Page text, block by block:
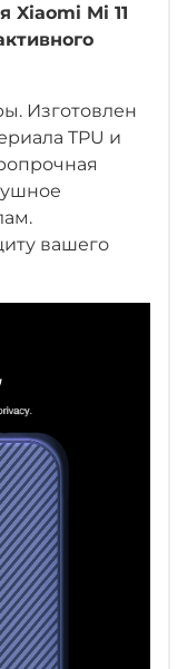
Xiaomi Mi 11
Изготовлен
TPU и
вашего